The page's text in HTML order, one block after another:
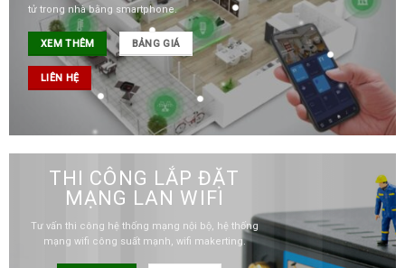
tử trong nhà bằng smartphone.
XEM THÊM BẢNG GIÁ
LIÊN HỆ
THI CÔNG LẮP ĐẶT
MẠNG LAN WIFI
Tư vấn thi công hệ thống mạng nội bộ, hệ thống
mạng wifi công suất mạnh, wifi makerting.